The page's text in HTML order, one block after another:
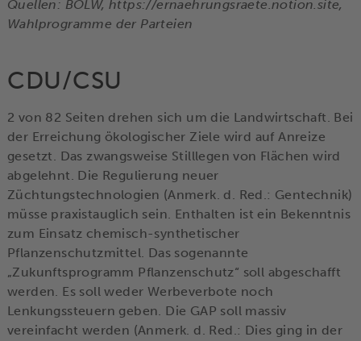
Quellen: BÖLW, https://ernaehrungsraete.notion.site,
Wahlprogramme der Parteien
CDU/CSU
2 von 82 Seiten drehen sich um die Landwirtschaft. Bei
der Erreichung ökologischer Ziele wird auf Anreize
gesetzt. Das zwangsweise Stilllegen von Flächen wird
abgelehnt. Die Regulierung neuer
Züchtungstechnologien (Anmerk. d. Red.: Gentechnik)
müsse praxistauglich sein. Enthalten ist ein Bekenntnis
zum Einsatz chemisch-synthetischer
Pflanzenschutzmittel. Das sogenannte
„Zukunftsprogramm Pflanzenschutz“ soll abgeschafft
werden. Es soll weder Werbeverbote noch
Lenkungssteuern geben. Die GAP soll massiv
vereinfacht werden (Anmerk. d. Red.: Dies ging in der